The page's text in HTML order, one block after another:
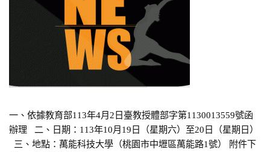
一、依據教育部113年4月2日臺教授體部字第1130013559號函
辦理 二、日期：113年10月19日（星期六）至20日（星期日）
三、地點：萬能科技大學（桃園市中壢區萬能路1號） 附件下